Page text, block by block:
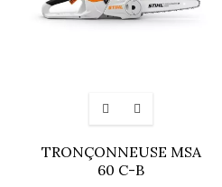
TRONÇONNEUSE MSA
60 C-B